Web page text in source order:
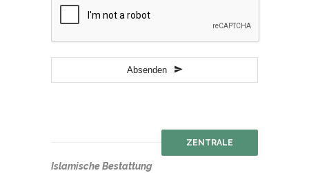
Absenden
ZENTRALE
Islamische Bestattung